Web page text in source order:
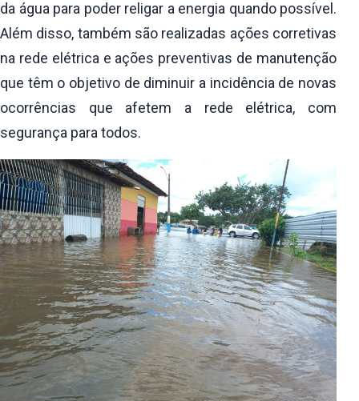
da água para poder religar a energia quando possível.
Além disso, também são realizadas ações corretivas
na rede elétrica e ações preventivas de manutenção
que têm o objetivo de diminuir a incidência de novas
ocorrências que afetem a rede elétrica, com
segurança para todos.